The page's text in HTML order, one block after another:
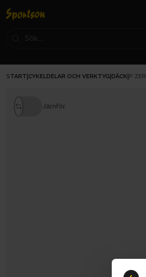
START CYKELDELAR OCH VERKTYG DÄCK P
Jämför